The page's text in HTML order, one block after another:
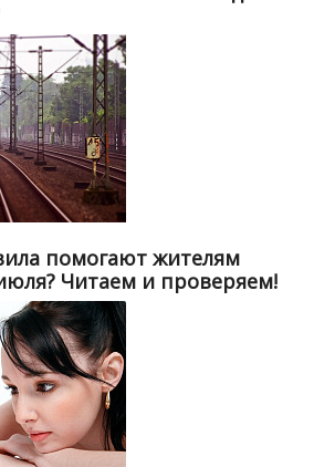
помогают жителям
Читаем и проверяем!